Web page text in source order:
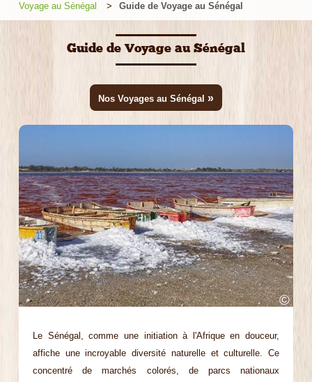
Voyage au Sénégal Guide de Voyage au Sénégal
Guide de Voyage au Sénégal
Nos Voyages au Sénégal »
©
Le Sénégal, comme une initiation à l'Afrique en douceur,
affiche une incroyable diversité naturelle et culturelle. Ce
concentré de marchés colorés, de parcs nationaux